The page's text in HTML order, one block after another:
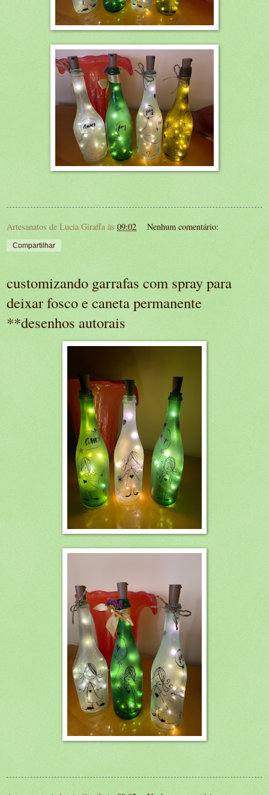
Artesanatos de Lucia Giraffa às 09:02 Nenhum comentário:
Compartilhar
customizando garrafas com spray para
deixar fosco e caneta permanente
**desenhos autorais